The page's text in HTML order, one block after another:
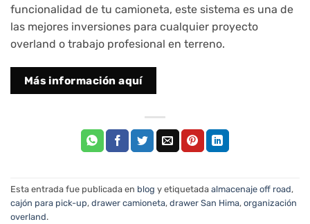
funcionalidad de tu camioneta, este sistema es una de
las mejores inversiones para cualquier proyecto
overland o trabajo profesional en terreno.
Más información aquí
Esta entrada fue publicada en blog y etiquetada almacenaje off road,
cajón para pick-up, drawer camioneta, drawer San Hima, organización
overland.